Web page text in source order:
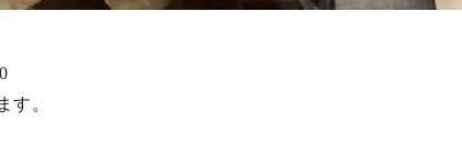
す。